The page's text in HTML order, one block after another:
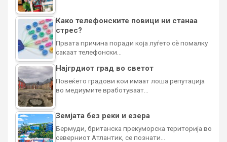
Како телефонските повици ни станаа
стрес?
Првата причина поради која луѓето сè помалку
сакаат телефонски…
Најгрдиот град во светот
Повеќето градови кои имаат лоша репутација
во медиумите вработуваат…
Земјата без реки и езера
Бермуди, британска прекуморска територија во
северниот Атлантик, се познати…